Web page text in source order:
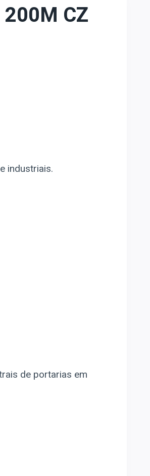
200M CZ
industriais.
de portarias em